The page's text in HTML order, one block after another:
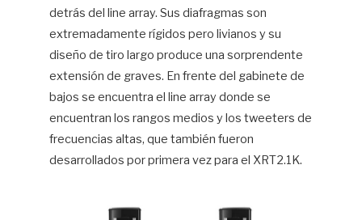
detrás del line array. Sus diafragmas son
extremadamente rígidos pero livianos y su
diseño de tiro largo produce una sorprendente
extensión de graves. En frente del gabinete de
bajos se encuentra el line array donde se
encuentran los rangos medios y los tweeters de
frecuencias altas, que también fueron
desarrollados por primera vez para el XRT2.1K.